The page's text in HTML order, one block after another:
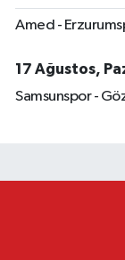
Amed -
17 Ağustos,
Samsunspor -